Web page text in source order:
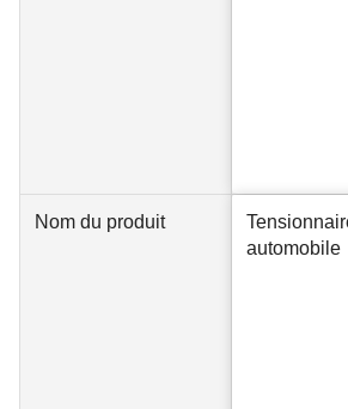
Nom du produit
automobile